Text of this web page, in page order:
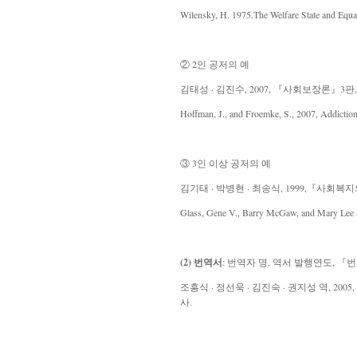
Wilensky, H. 1975.The Welfare State and
② 2인 공저의 예
김태성 · 김진수, 2007, 『사회보장론』3
Hoffman, J., and Froemke, S., 2007,
③ 3인 이상 공저의 예
김기태 · 박병현 · 최송식, 1999,『사회복
Glass, Gene V., Barry McGaw, and Mary
(2) 번역서: 번역자 명, 역서 발행연도, 『
조흥식 · 정선욱 · 김진숙 · 권지성 역,
사.